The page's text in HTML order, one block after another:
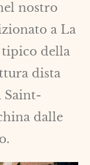
nostro
a La
della
dista
Saint-
dalle